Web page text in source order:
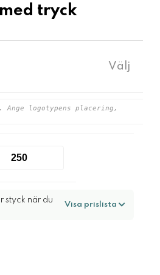
tryck
Välj
styck när du
Visa prislista